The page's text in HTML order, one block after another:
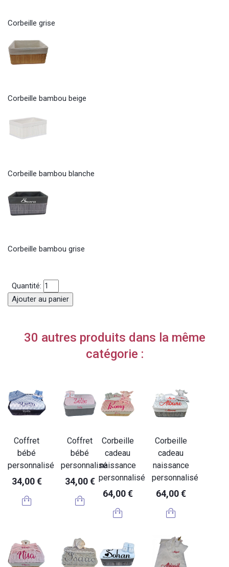
Corbeille grise
Corbeille bambou beige
Corbeille bambou blanche
Corbeille bambou grise
Quantité:
Ajouter au panier
30 autres produits dans la même
catégorie :
Coffret
bébé
personnalisé
34,00 €
Coffret
bébé
personnalisé
34,00 €
Corbeille
cadeau
naissance
personnalisé
64,00 €
Corbeille
cadeau
naissance
personnalisé
64,00 €